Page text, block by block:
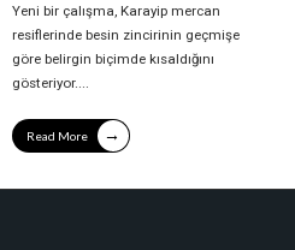
Yeni bir çalışma, Karayip mercan
resiflerinde besin zincirinin geçmişe
göre belirgin biçimde kısaldığını
gösteriyor....
Read More →